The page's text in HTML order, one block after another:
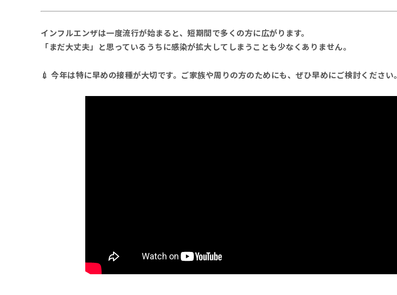
インフルエンザは一度流行が始まると、短期間で多くの方に広がります。
「まだ大丈夫」と思っているうちに感染が拡大してしまうことも少なくありません。
💉 今年は特に早めの接種が大切です。ご家族や周りの方のためにも、ぜひ早めにご検討ください。